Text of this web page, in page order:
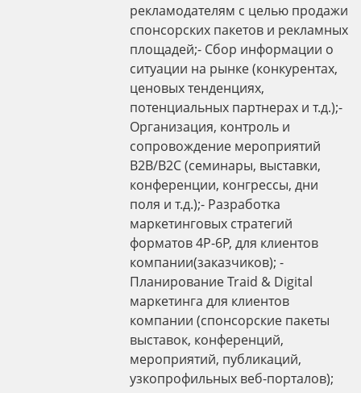
рекламодателям с целью продажи
спонсорских пакетов и рекламных
площадей;- Сбор информации о
ситуации на рынке (конкурентах,
ценовых тенденциях,
потенциальных партнерах и т.д.);-
Организация, контроль и
сопровождение мероприятий
B2B/B2C (семинары, выставки,
конференции, конгрессы, дни
поля и т.д.);- Разработка
маркетинговых стратегий
форматов 4P-6P, для клиентов
компании(заказчиков); -
Планирование Traid & Digital
маркетинга для клиентов
компании (спонсорские пакеты
выставок, конференций,
мероприятий, публикаций,
узкопрофильных веб-порталов);